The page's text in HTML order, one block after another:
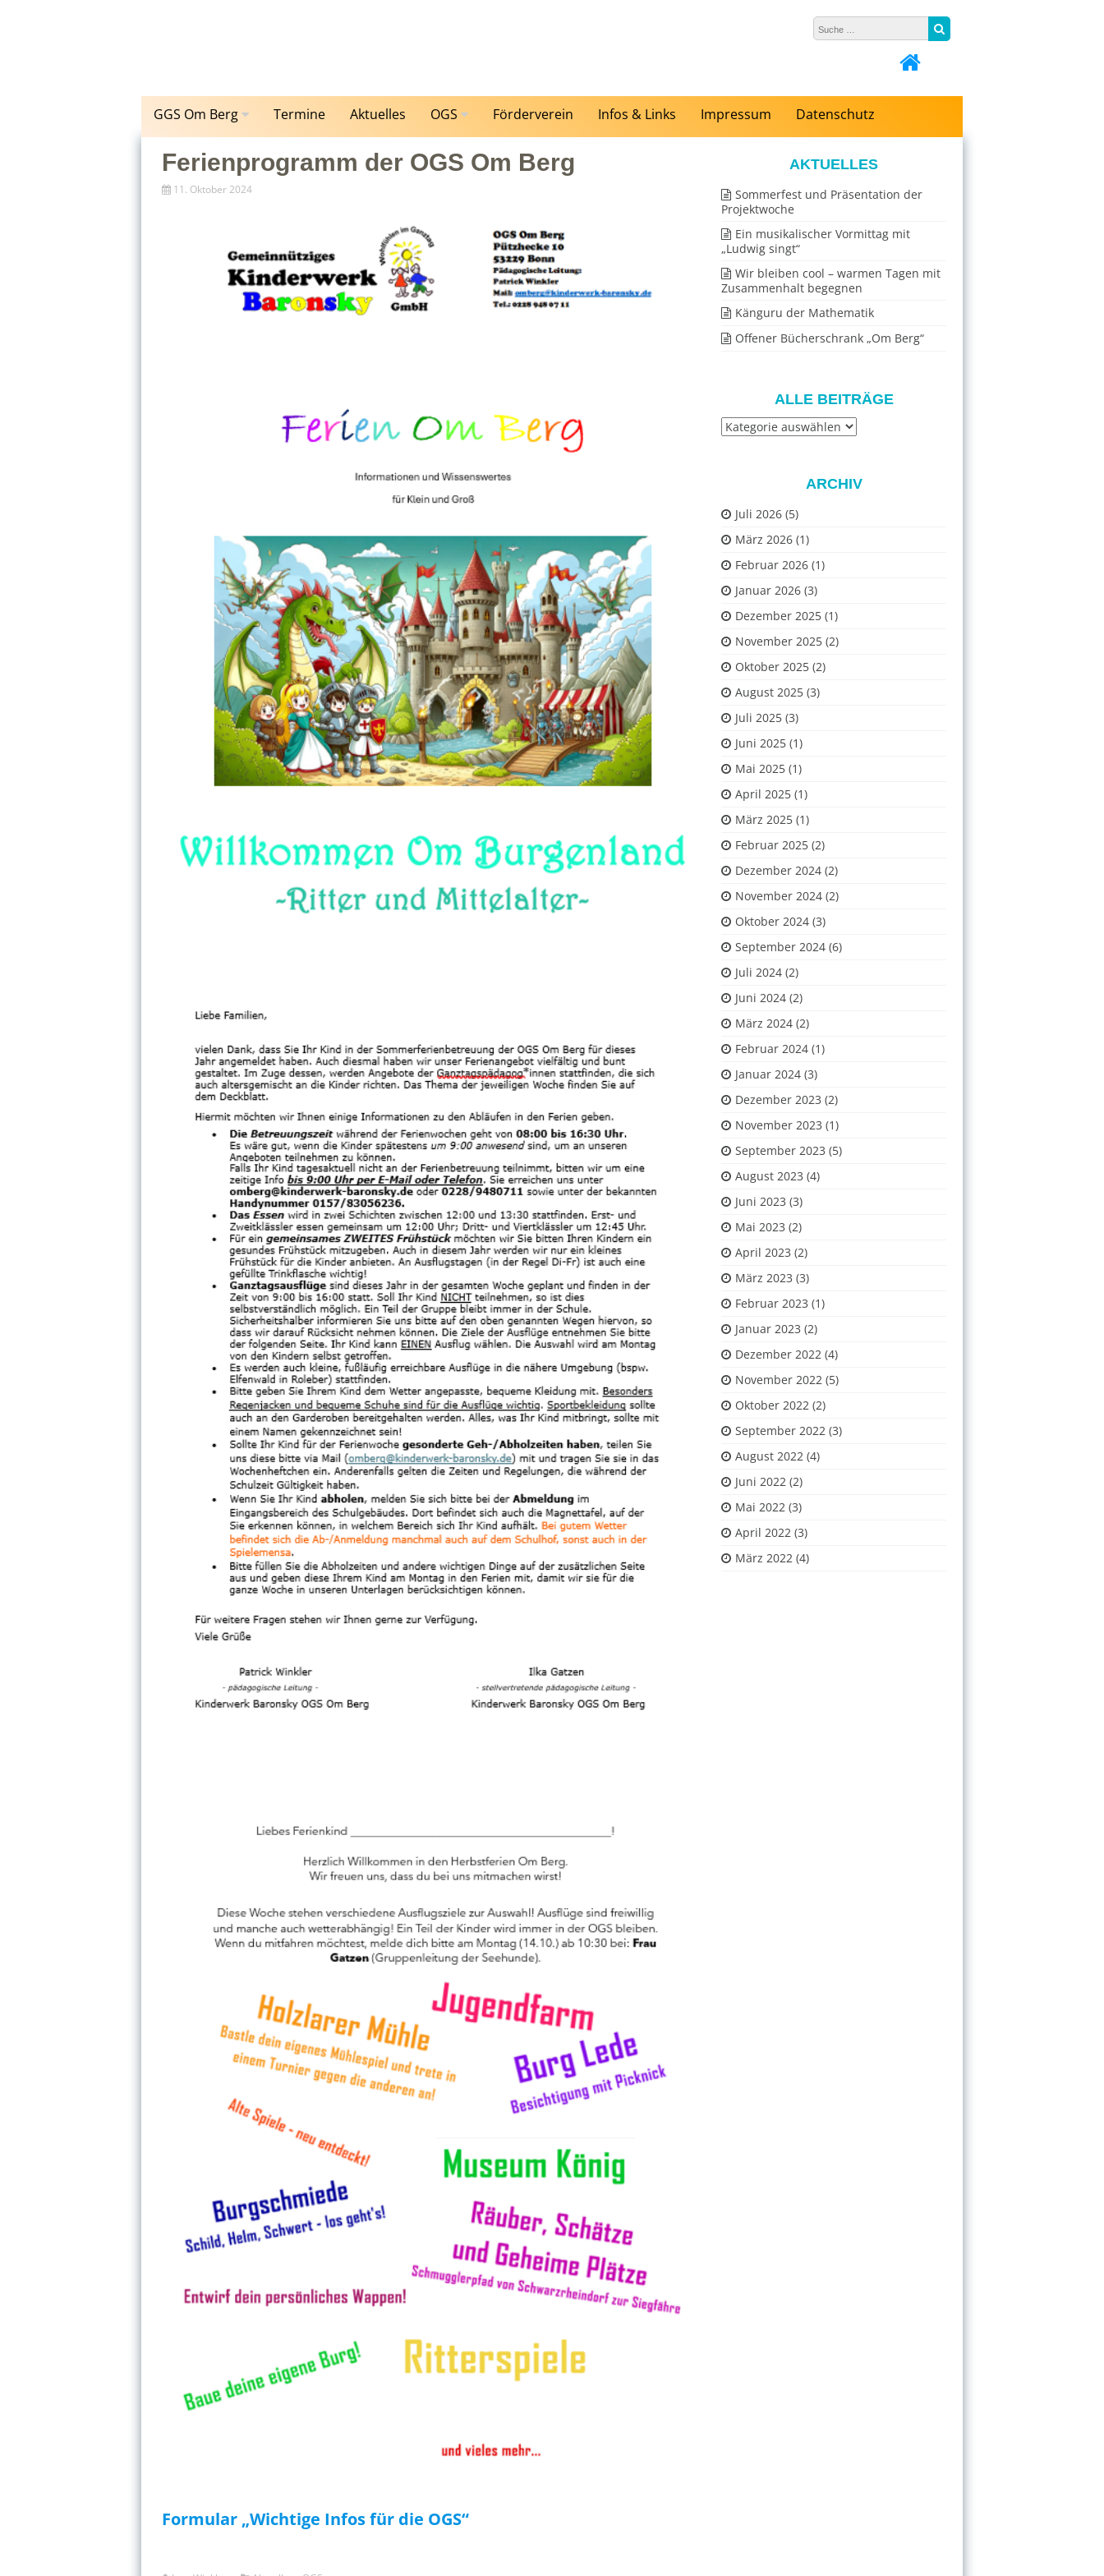
GGS Om Berg Termine Aktuelles OGS Förderverein Infos & Links Impressum Datenschutz
Ferienprogramm der OGS Om Berg
11. Oktober 2024
Formular „Wichtige Infos für die OGS“
AKTUELLES
Sommerfest und Präsentation der
Projektwoche
Ein musikalischer Vormittag mit
„Ludwig singt“
Wir bleiben cool – warmen Tagen mit
Zusammenhalt begegnen
Känguru der Mathematik
Offener Bücherschrank „Om Berg“
ALLE BEITRÄGE
Alle
ARCHIV
Juli 2026 (5)
März 2026 (1)
Februar 2026 (1)
Januar 2026 (3)
Dezember 2025 (1)
November 2025 (2)
Oktober 2025 (2)
August 2025 (3)
Juli 2025 (3)
Juni 2025 (1)
Mai 2025 (1)
April 2025 (1)
März 2025 (1)
Februar 2025 (2)
Dezember 2024 (2)
November 2024 (2)
Oktober 2024 (3)
September 2024 (6)
Juli 2024 (2)
Juni 2024 (2)
März 2024 (2)
Februar 2024 (1)
Januar 2024 (3)
Dezember 2023 (2)
November 2023 (1)
September 2023 (5)
August 2023 (4)
Juni 2023 (3)
Mai 2023 (2)
April 2023 (2)
März 2023 (3)
Februar 2023 (1)
Januar 2023 (2)
Dezember 2022 (4)
November 2022 (5)
Oktober 2022 (2)
September 2022 (3)
August 2022 (4)
Juni 2022 (2)
Mai 2022 (3)
April 2022 (3)
März 2022 (4)